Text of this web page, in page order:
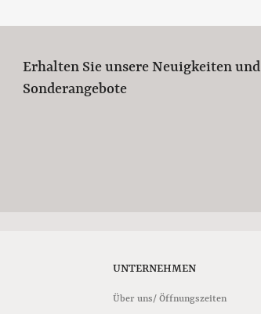
Erhalten Sie unsere Neuigkeiten und
Sonderangebote
UNTERNEHMEN
Über uns/ Öffnungszeiten